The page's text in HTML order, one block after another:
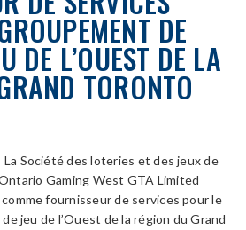
DE
DE L’OUEST DE LA
TORONTO
La Société des loteries et des jeux de
Gaming West GTA Limited
fournisseur de services pour le
jeu de l’Ouest de la région du Grand